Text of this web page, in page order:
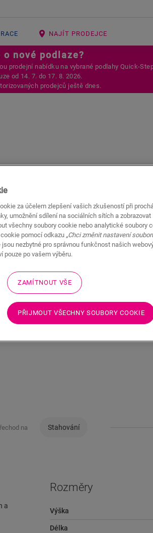
NAJÍT PRODEJCE
o nové podlaze?
prodejní nabídku na vybrané podlahy Quick-
od 14. 7. do 17. 8. 2026.
prodejců ještě dnes.
Klikací bílá
LAMINÁTOVÉ PŘÍSLUŠENSTVÍ
na Stahování
a
Rozměry
Výška
Délka
za účelem zlepšení vašich zkušeností při
umožnění sdílení na sociálních sítích a zobrazovat
všechny soubory cookie nebo analytické soubory
pomocí odkazu „Chci změnit nastavení
nezbytné pro správnou funkčnost našich
pouze po vašem výběru.
ZAMÍTNOUT VŠE
PŘIJMOUT VŠECHNY SOUBORY COOKIE